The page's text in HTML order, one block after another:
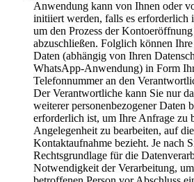
Anwendung kann von Ihnen oder
initiiert werden, falls es erforderlich
um den Prozess der
abzuschließen. Folglich können Ihre
Daten (abhängig von Ihren
WhatsApp-Anwendung) in Form
Telefonnummer an den
Der Verantwortliche kann Sie nur
weiterer personenbezogener Daten
erforderlich ist, um Ihre Anfrage zu
Angelegenheit zu bearbeiten, auf
Kontaktaufnahme bezieht. Je nach
Rechtsgrundlage für die
Notwendigkeit der Verarbeitung,